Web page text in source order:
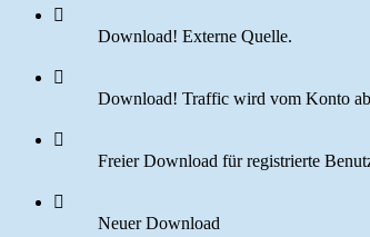
Download! Externe Quelle.
Download! Traffic wird vom Konto
Freier Download für registrierte
Neuer Download